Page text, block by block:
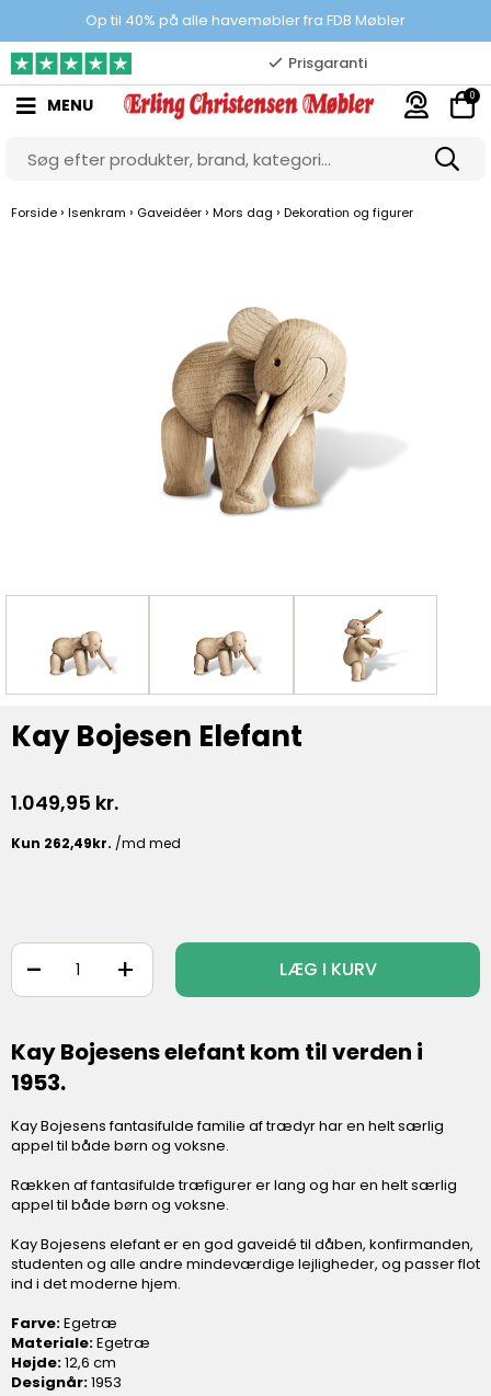
Op til 40% på alle havemøbler fra FDB Møbler
100% danskejet webshop
Prisgaranti
10.000 m2 showroom
Gratis & gode parkeringsforhold
MENU 0
Forside › Isenkram › Gaveidéer › Mors dag › Dekoration og figurer
Kay Bojesen Elefant
1.049,95 kr.
+
- LÆG I KURV
Kay Bojesens elefant kom til verden i
1953.
Kay Bojesens fantasifulde familie af trædyr har en helt særlig
appel til både børn og voksne.
Rækken af fantasifulde træfigurer er lang og har en helt særlig
appel til både børn og voksne.
Kay Bojesens elefant er en god gaveidé til dåben, konfirmanden,
studenten og alle andre mindeværdige lejligheder, og passer flot
ind i det moderne hjem.
Farve:Egetræ
Materiale:Egetræ
Højde:12,6 cm
Designår:1953